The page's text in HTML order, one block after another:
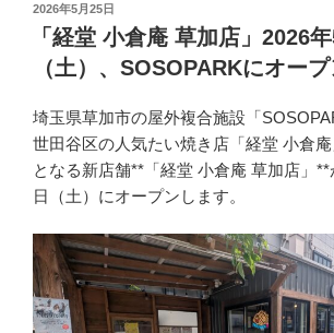
投
2026年5月25日
「経堂 小倉庵 草加店」2026
（土）、SOSOPARKにオープ
埼玉県草加市の屋外複合施設「
世田谷区の人気たい焼き店「経堂 小倉
となる新店舗**「経堂 小倉庵 草加店」
日（土）にオープンします。